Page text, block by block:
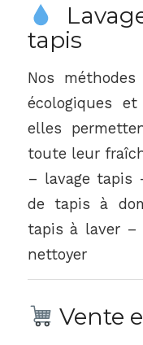
tapis
Nos
écologiques
elles
toute leur
– lavage tapis
de tapis à
tapis à laver
nettoyer
Vente